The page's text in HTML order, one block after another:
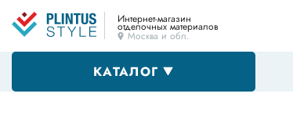
Интернет-магазин
отделочных материалов
Москва и обл.
КАТАЛОГ